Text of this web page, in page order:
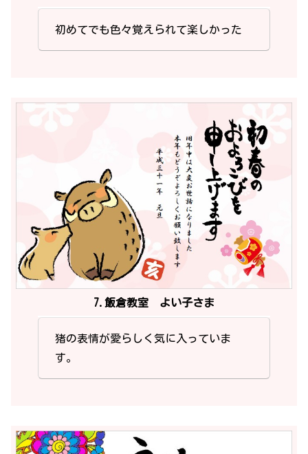
初めてでも色々覚えられて楽しかった
7.飯倉教室 よい子さま
猪の表情が愛らしく気に入っていま
す。